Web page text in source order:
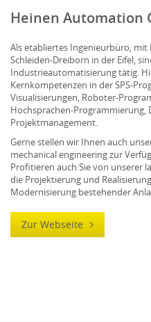
Heinen Automation
Als etabliertes Ingenieurbüro,
Schleiden-Dreiborn in der Eifel,
Industrieautomatisierung tätig.
Kernkompetenzen in der SPS-
Visualisierungen, Roboter-
Hochsprachen-Programmierung,
Projektmanagement.
Gerne stellen wir Ihnen auch
mechanical engineering zur
Profitieren auch Sie von unserer
die Projektierung und
Modernisierung bestehender
Zur Webseite